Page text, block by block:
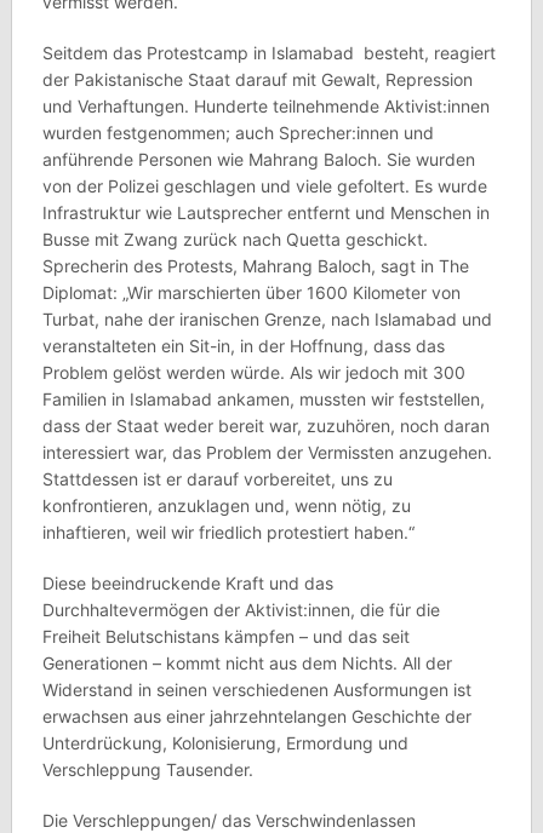
Seitdem das Protestcamp in Islamabad besteht, reagiert
der Pakistanische Staat darauf mit Gewalt, Repression
und Verhaftungen. Hunderte teilnehmende Aktivist:innen
wurden festgenommen; auch Sprecher:innen und
anführende Personen wie Mahrang Baloch. Sie wurden
von der Polizei geschlagen und viele gefoltert. Es wurde
Infrastruktur wie Lautsprecher entfernt und Menschen in
Busse mit Zwang zurück nach Quetta geschickt.
Sprecherin des Protests, Mahrang Baloch, sagt in The
Diplomat: „Wir marschierten über 1600 Kilometer von
Turbat, nahe der iranischen Grenze, nach Islamabad und
veranstalteten ein Sit-in, in der Hoffnung, dass das
Problem gelöst werden würde. Als wir jedoch mit 300
Familien in Islamabad ankamen, mussten wir feststellen,
dass der Staat weder bereit war, zuzuhören, noch daran
interessiert war, das Problem der Vermissten anzugehen.
Stattdessen ist er darauf vorbereitet, uns zu
konfrontieren, anzuklagen und, wenn nötig, zu
inhaftieren, weil wir friedlich protestiert haben.“
Diese beeindruckende Kraft und das
Durchhaltevermögen der Aktivist:innen, die für die
Freiheit Belutschistans kämpfen – und das seit
Generationen – kommt nicht aus dem Nichts. All der
Widerstand in seinen verschiedenen Ausformungen ist
erwachsen aus einer jahrzehntelangen Geschichte der
Unterdrückung, Kolonisierung, Ermordung und
Verschleppung Tausender.
Die Verschleppungen/ das Verschwindenlassen